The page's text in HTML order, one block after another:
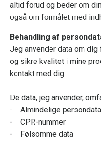
altid forud og beder om
også om formålet med
Behandling af
Jeg anvender data om
og sikre kvalitet i mine
kontakt med dig.
De data, jeg anvender,
- Almindelige persondata
- CPR-nummer
- Følsomme data